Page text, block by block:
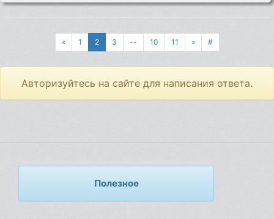
« 1 2 3 -- 10 11 » #
Авторизуйтесь на сайте для написания ответа.
Полезное